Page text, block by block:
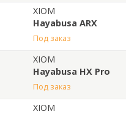
XIOM
Hayabusa ARX
под заказ
XIOM
Hayabusa HX Pro
под заказ
XIOM